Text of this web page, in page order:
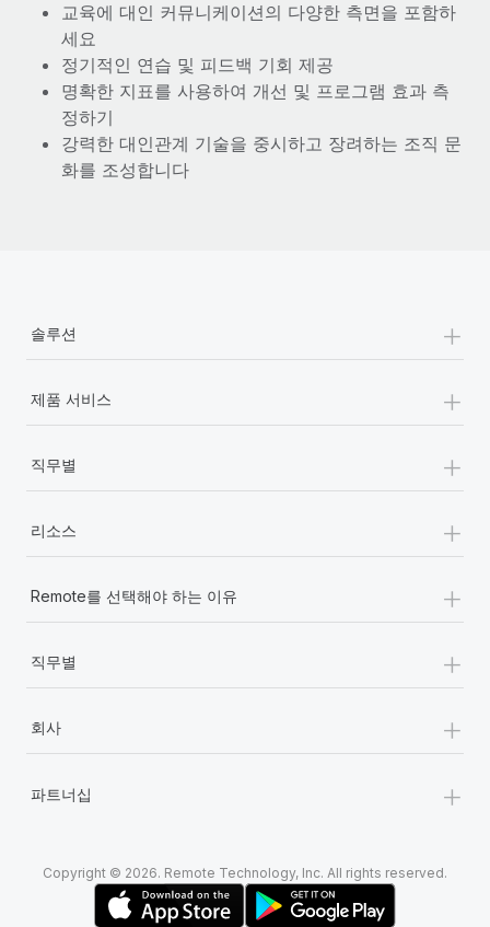
교육에 대인 커뮤니케이션의 다양한 측면을 포함하
세요
정기적인 연습 및 피드백 기회 제공
명확한 지표를 사용하여 개선 및 프로그램 효과 측
정하기
강력한 대인관계 기술을 중시하고 장려하는 조직 문
화를 조성합니다
솔루션 +
제품 서비스 +
직무별 +
리소스 +
Remote를 선택해야 하는 이유 +
직무별 +
회사 +
파트너십 +
Copyright © 2026. Remote Technology, Inc. All rights reserved.